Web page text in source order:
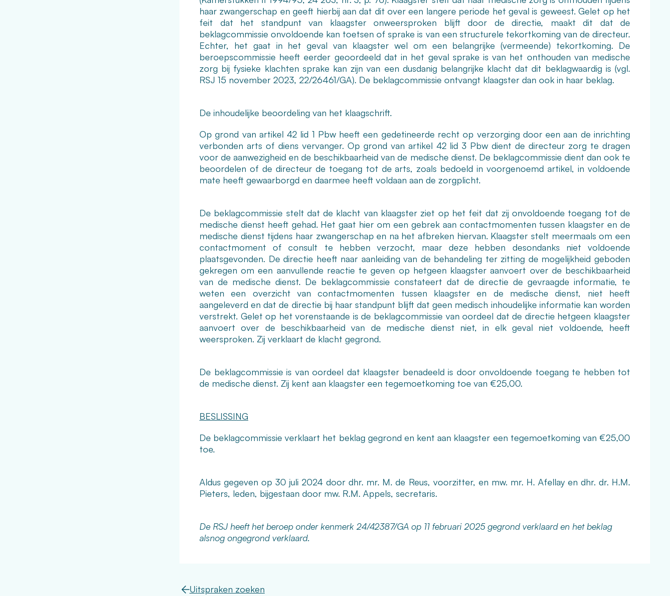
haar zwangerschap en geeft hierbij aan dat dit over een langere periode het geval is geweest. Gelet op het
feit dat het standpunt van klaagster onweersproken blijft door de directie, maakt dit dat de
beklagcommissie onvoldoende kan toetsen of sprake is van een structurele tekortkoming van de directeur.
Echter, het gaat in het geval van klaagster wel om een belangrijke (vermeende) tekortkoming. De
beroepscommissie heeft eerder geoordeeld dat in het geval sprake is van het onthouden van medische
zorg bij fysieke klachten sprake kan zijn van een dusdanig belangrijke klacht dat dit beklagwaardig is (vgl.
RSJ 15 november 2023, 22/26461/GA). De beklagcommissie ontvangt klaagster dan ook in haar beklag.
De inhoudelijke beoordeling van het klaagschrift.
Op grond van artikel 42 lid 1 Pbw heeft een gedetineerde recht op verzorging door een aan de inrichting
verbonden arts of diens vervanger. Op grond van artikel 42 lid 3 Pbw dient de directeur zorg te dragen
voor de aanwezigheid en de beschikbaarheid van de medische dienst. De beklagcommissie dient dan ook te
beoordelen of de directeur de toegang tot de arts, zoals bedoeld in voorgenoemd artikel, in voldoende
mate heeft gewaarborgd en daarmee heeft voldaan aan de zorgplicht.
De beklagcommissie stelt dat de klacht van klaagster ziet op het feit dat zij onvoldoende toegang tot de
medische dienst heeft gehad. Het gaat hier om een gebrek aan contactmomenten tussen klaagster en de
medische dienst tijdens haar zwangerschap en na het afbreken hiervan. Klaagster stelt meermaals om een
contactmoment of consult te hebben verzocht, maar deze hebben desondanks niet voldoende
plaatsgevonden. De directie heeft naar aanleiding van de behandeling ter zitting de mogelijkheid geboden
gekregen om een aanvullende reactie te geven op hetgeen klaagster aanvoert over de beschikbaarheid
van de medische dienst. De beklagcommissie constateert dat de directie de gevraagde informatie, te
weten een overzicht van contactmomenten tussen klaagster en de medische dienst, niet heeft
aangeleverd en dat de directie bij haar standpunt blijft dat geen medisch inhoudelijke informatie kan worden
verstrekt. Gelet op het vorenstaande is de beklagcommissie van oordeel dat de directie hetgeen klaagster
aanvoert over de beschikbaarheid van de medische dienst niet, in elk geval niet voldoende, heeft
weersproken. Zij verklaart de klacht gegrond.
De beklagcommissie is van oordeel dat klaagster benadeeld is door onvoldoende toegang te hebben tot
de medische dienst. Zij kent aan klaagster een tegemoetkoming toe van €25,00.
BESLISSING
De beklagcommissie verklaart het beklag gegrond en kent aan klaagster een tegemoetkoming van €25,00
toe.
Aldus gegeven op 30 juli 2024 door dhr. mr. M. de Reus, voorzitter, en mw. mr. H. Afellay en dhr. dr. H.M.
Pieters, leden, bijgestaan door mw. R.M. Appels, secretaris.
De RSJ heeft het beroep onder kenmerk 24/42387/GA op 11 februari 2025 gegrond verklaard en het beklag
alsnog ongegrond verklaard.
Uitspraken zoeken